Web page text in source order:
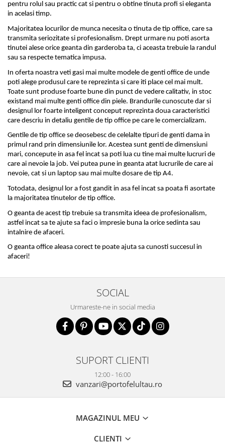
pentru rolul sau practic cat si pentru o obtine tinuta profi si eleganta
in acelasi timp.
Majoritatea locurilor de munca necesita o tinuta de tip office, care sa
transmita seriozitate si profesionalism. Drept urmare nu poti asorta
tinutei alese orice geanta din garderoba ta, ci aceasta trebuie la randul
sau sa respecte tematica impusa.
In oferta noastra veti gasi mai multe modele de genti office de unde
poti alege produsul care te reprezinta si care iti place cel mai mult.
Toate sunt produse foarte bune din punct de vedere calitativ, in stoc
existand mai multe genti office din piele. Brandurile cunoscute dar si
designul lor foarte inteligent conceput reprezinta doua caracteristici
care descriu in detaliu gentile de tip office pe care le comercializam.
Gentile de tip office se deosebesc de celelalte tipuri de genti dama in
primul rand prin dimensiunile lor. Acestea sunt genti de dimensiuni
mari, concepute in asa fel incat sa poti lua cu tine mai multe lucruri de
care ai nevoie la job. Vei putea pune in geanta atat lucrurile de care ai
nevoie, cat si un laptop sau mai multe dosare de tip A4.
Totodata, designul lor a fost gandit in asa fel incat sa poata fi asortate
la majoritatea tinutelor de tip office.
O geanta de acest tip trebuie sa transmita ideea de profesionalism,
astfel incat sa te ajute sa faci o impresie buna la orice sedinta sau
intalnire de afaceri.
O geanta office aleasa corect te poate ajuta sa cunosti succesul in
afaceri!
SOCIAL
Urmareste-ne in social media
SUPORT CLIENTI
12:00 - 16:00
vanzari@portofelultau.ro
MAGAZINUL MEU
CLIENTI